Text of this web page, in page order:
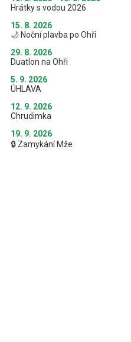
Hrátky s vodou 2026
15. 8. 2026
🌙 Noční plavba po Ohři
29. 8. 2026
Duatlon na Ohři
5. 9. 2026
ÚHLAVA
12. 9. 2026
Chrudimka
19. 9. 2026
🔒 Zamykání Mže